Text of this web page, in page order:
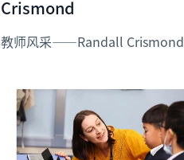
Crismond
教师风采——Randall Crismond
News image